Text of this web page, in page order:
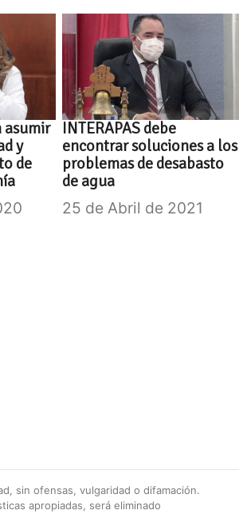
asumir
y
de
INTERAPAS debe
encontrar soluciones a los
problemas de desabasto
de agua
25 de Abril de 2021
sin ofensas, vulgaridad o difamación.
apropiadas, será eliminado